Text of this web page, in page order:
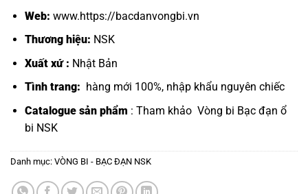
Web: www.https://bacdanvongbi.vn
Thương hiệu: NSK
Xuất xứ : Nhật Bản
Tình trang: hàng mới 100%, nhập khẩu nguyên chiếc
Catalogue sản phẩm : Tham khảo Vòng bi Bạc đạn ổ
bi NSK
Danh mục: VÒNG BI - BẠC ĐẠN NSK